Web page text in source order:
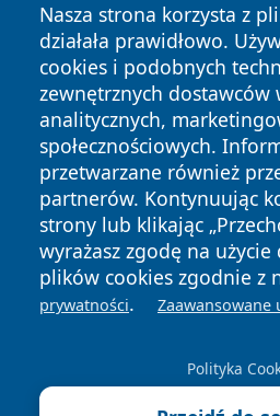
Nasza strona korzysta z
działała prawidłowo.
cookies i podobnych
zewnętrznych dostawców
analitycznych,
społecznościowych.
przetwarzane również
partnerów. Kontynuując
strony lub klikając
wyrażasz zgodę na
plików cookies zgodnie z
prywatności. Zaawansowane
Polityka
Copyright © 2026 faktywroclaw.pl
zastrzeżone.
News Autorzy
Polityka
Prywatności